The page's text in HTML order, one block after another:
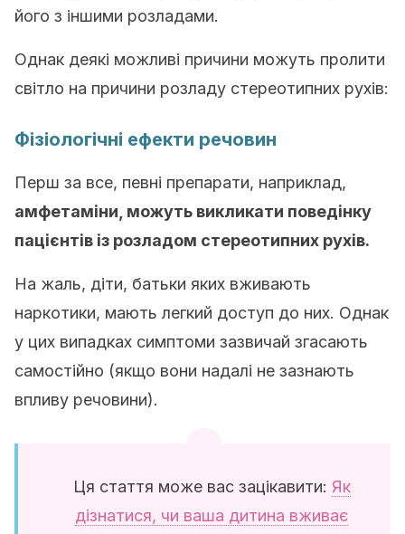
його з іншими розладами.
Однак деякі можливі причини можуть пролити
світло на причини розладу стереотипних рухів:
Фізіологічні ефекти речовин
Перш за все, певні препарати, наприклад,
амфетаміни, можуть викликати поведінку
пацієнтів із розладом стереотипних рухів.
На жаль, діти, батьки яких вживають
наркотики, мають легкий доступ до них. Однак
у цих випадках симптоми зазвичай згасають
самостійно (якщо вони надалі не зазнають
впливу речовини).
Ця стаття може вас зацікавити: Як
дізнатися, чи ваша дитина вживає